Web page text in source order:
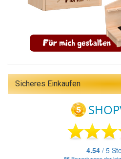
Sicheres Einkaufen